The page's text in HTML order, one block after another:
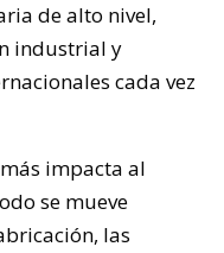
de alto nivel,
industrial y
cada vez
impacta al
se mueve
las